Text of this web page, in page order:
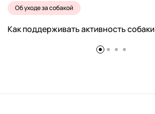
Об уходе за собакой
Как поддерживать активность собаки